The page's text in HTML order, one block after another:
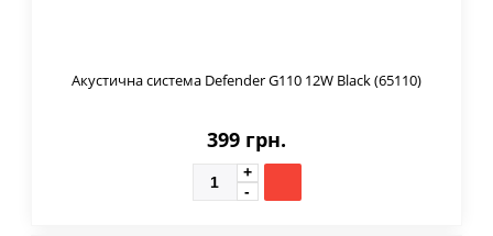
Акустична система Defender G110 12W Black (65110)
399 грн.